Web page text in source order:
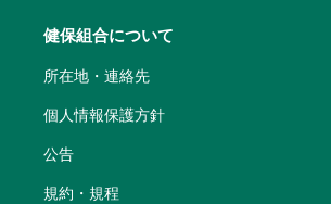
健保組合について
所在地・連絡先
個人情報保護方針
公告
規約・規程